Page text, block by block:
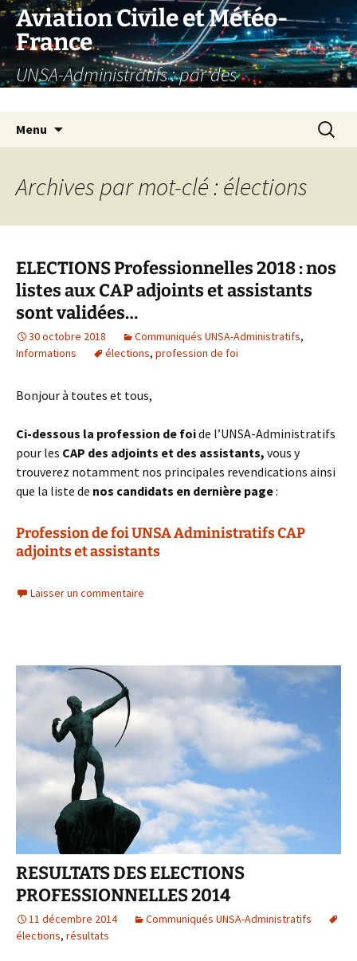
Aller
contenu
Aviation Civile et Météo-
France
UNSA-Administratifs : par des
Menu
Archives par mot-clé : élections
ELECTIONS Professionnelles 2018 : nos
listes aux CAP adjoints et assistants
sont validées…
30 octobre 2018 Communiqués UNSA-Administratifs,
Informations
élections, profession de foi
Bonjour à toutes et tous,
Ci-dessous la profession de foide l’UNSA-Administratifs
pour les CAP des adjoints et des assistants, vous y
trouverez notamment nos principales revendications ainsi
que la liste de nos candidats en dernière page:
Profession de foi UNSA Administratifs CAP
adjoints et assistants
Laisser un commentaire
RESULTATS DES ELECTIONS
PROFESSIONNELLES 2014
11 décembre 2014
Communiqués UNSA-Administratifs
élections, résultats